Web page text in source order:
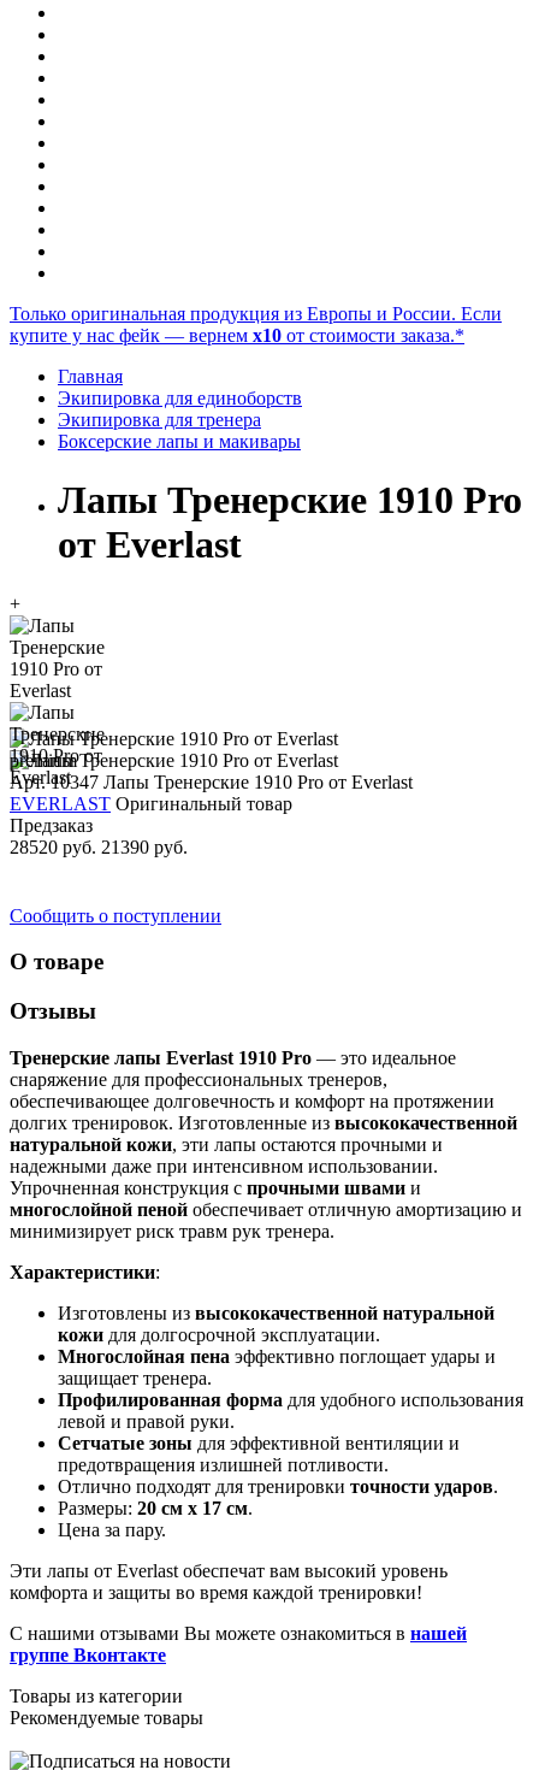
Только оригинальная продукция из Европы и России. Если
купите у нас фейк — вернем x10 от стоимости заказа.*
Главная
Экипировка для единоборств
Экипировка для тренера
Боксерские лапы и макивары
Лапы Тренерские 1910 Pro
от Everlast
+
premium
Арт. 10347 Лапы Тренерские 1910 Pro от Everlast
EVERLAST Оригинальный товар
Предзаказ
28520 руб. 21390 руб.
Сообщить о поступлении
О товаре
Отзывы
Тренерские лапы Everlast 1910 Pro — это идеальное
снаряжение для профессиональных тренеров,
обеспечивающее долговечность и комфорт на протяжении
долгих тренировок. Изготовленные из высококачественной
натуральной кожи, эти лапы остаются прочными и
надежными даже при интенсивном использовании.
Упрочненная конструкция с прочными швами и
многослойной пеной обеспечивает отличную амортизацию и
минимизирует риск травм рук тренера.
Характеристики:
Изготовлены из высококачественной натуральной
кожи для долгосрочной эксплуатации.
Многослойная пена эффективно поглощает удары и
защищает тренера.
Профилированная форма для удобного использования
левой и правой руки.
Сетчатые зоны для эффективной вентиляции и
предотвращения излишней потливости.
Отлично подходят для тренировки точности ударов.
Размеры: 20 см х 17 см.
Цена за пару.
Эти лапы от Everlast обеспечат вам высокий уровень
комфорта и защиты во время каждой тренировки!
С нашими отзывами Вы можете ознакомиться в нашей
группе Вконтакте
Товары из категории
Рекомендуемые товары